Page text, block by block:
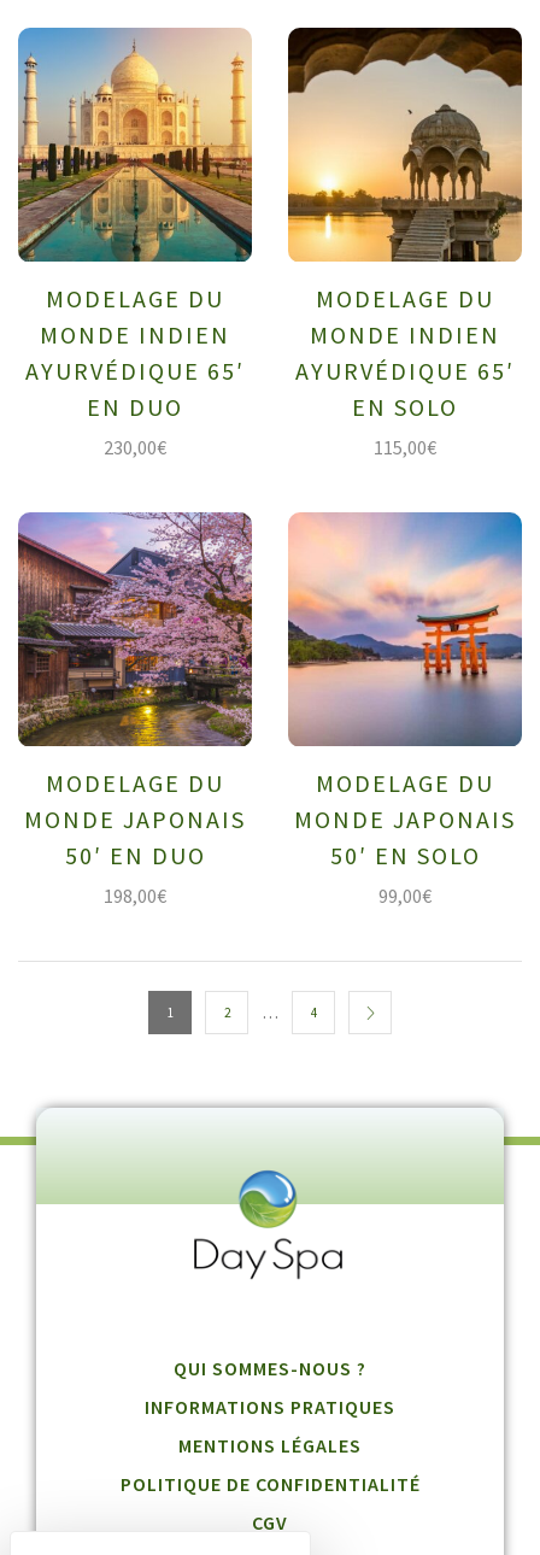
MODELAGE DU
MONDE INDIEN
AYURVÉDIQUE 65′
EN DUO
230,00€
MODELAGE DU
MONDE INDIEN
AYURVÉDIQUE 65′
EN SOLO
115,00€
MODELAGE DU
MONDE JAPONAIS
50′ EN DUO
198,00€
MODELAGE DU
MONDE JAPONAIS
50′ EN SOLO
99,00€
1 2 … 4
QUI SOMMES-NOUS ?
INFORMATIONS PRATIQUES
MENTIONS LÉGALES
POLITIQUE DE CONFIDENTIALITÉ
CGV